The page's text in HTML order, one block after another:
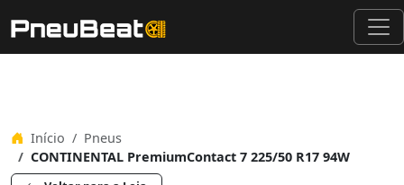
Início
Pneus
CONTINENTAL PremiumContact 7 225/50 R17 94W